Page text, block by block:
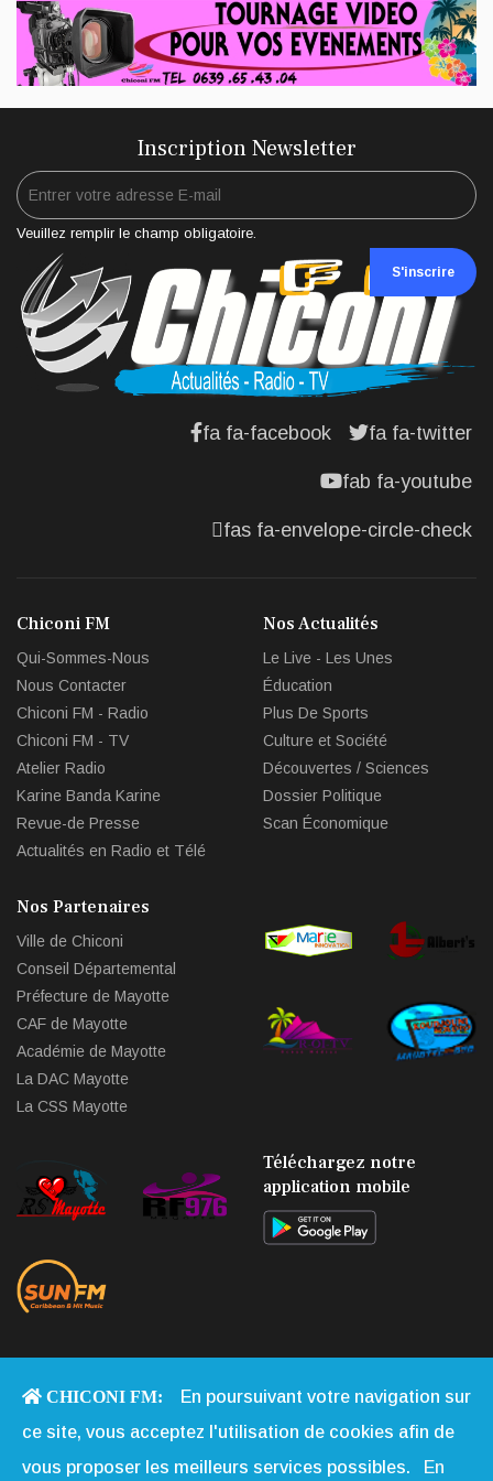
Inscription Newsletter
Veuillez remplir le champ obligatoire.
S'inscrire
fa fa-facebook fa fa-twitter
fab fa-youtube
fas fa-envelope-circle-check
Chiconi FM
Qui-Sommes-Nous
Nous Contacter
Chiconi FM - Radio
Chiconi FM - TV
Atelier Radio
Karine Banda Karine
Revue-de Presse
Actualités en Radio et Télé
Nos Actualités
Le Live - Les Unes
Éducation
Plus De Sports
Culture et Société
Découvertes / Sciences
Dossier Politique
Scan Économique
Nos Partenaires
Ville de Chiconi
Conseil Départemental
Préfecture de Mayotte
CAF de Mayotte
Académie de Mayotte
La DAC Mayotte
La CSS Mayotte
Téléchargez notre
application mobile
Sommes-nous |Contact|Mentions légales|Webmail|
Réalisation:Web-Mayotte
CHICONI FM:
En poursuivant votre navigation sur
ce site, vous acceptez l'utilisation de cookies afin de
vous proposer les meilleurs services possibles.
En